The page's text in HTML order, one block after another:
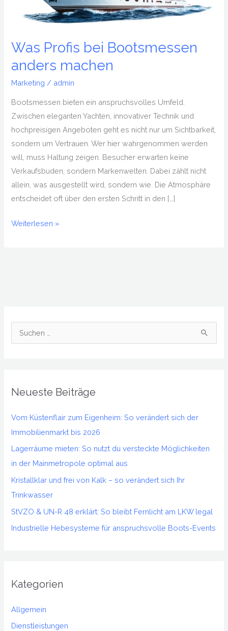
Was Profis bei Bootsmessen
anders machen
Marketing / admin
Bootsmessen bieten ein anspruchsvolles Umfeld.
Zwischen eleganten Yachten, innovativer Technik und
hochpreisigen Angeboten geht es nicht nur um Sichtbarkeit,
sondern um Vertrauen. Wer hier wahrgenommen werden
will, muss Haltung zeigen. Besucher erwarten keine
Verkaufsbuden, sondern Markenwelten. Dabei zählt nicht
allein, was ausgestellt wird, sondern wie. Die Atmosphäre
entscheidet oft über den ersten Schritt in den […]
machen
Weiterlesen »
e
c
h
:
Neueste Beiträge
Vom Küstenflair zum Eigenheim: So verändert sich der
Immobilienmarkt bis 2026
Lagerräume mieten: So nutzt du versteckte Möglichkeiten
in der Mainmetropole optimal aus
Kristallklar und frei von Kalk – so verändert sich Ihr
Trinkwasser
StVZO & UN-R 48 erklärt: So bleibt Fernlicht am LKW legal
Industrielle Hebesysteme für anspruchsvolle Boots-Events
Kategorien
Allgemein
Dienstleistungen